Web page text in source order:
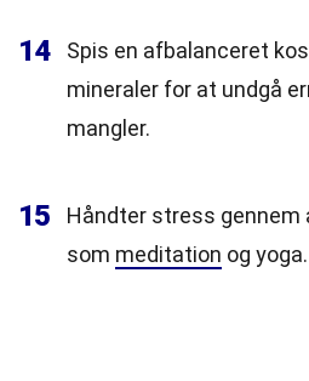
14
Spis en afbalanceret
mineraler for at undgå
mangler.
15
Håndter stress
som meditation og yoga.